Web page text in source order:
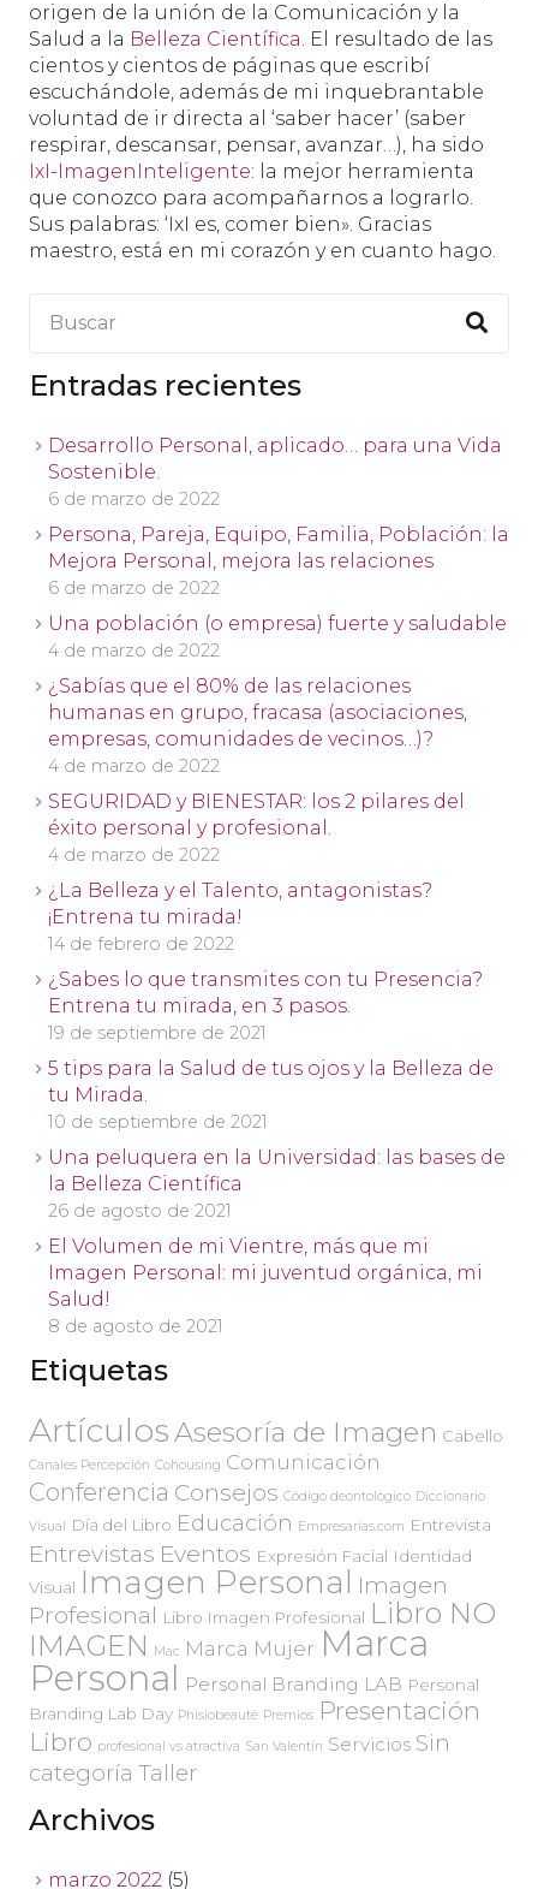
origen de la unión de la Comunicación y la
Salud a la Belleza Científica . El resultado de las
cientos y cientos de páginas que escribí
escuchándole, además de mi inquebrantable
voluntad de ir directa al ‘saber hacer’ (saber
respirar, descansar, pensar, avanzar…), ha sido
IxI-ImagenInteligente: la mejor herramienta
que conozco para acompañarnos a lograrlo.
Sus palabras: ‘IxI es, comer bien». Gracias
maestro, está en mi corazón y en cuanto hago.
Entradas recientes
Desarrollo Personal, aplicado… para una Vida
Sostenible.
6 de marzo de 2022
Persona, Pareja, Equipo, Familia, Población: la
Mejora Personal, mejora las relaciones
6 de marzo de 2022
Una población (o empresa) fuerte y saludable
4 de marzo de 2022
¿Sabías que el 80% de las relaciones
humanas en grupo, fracasa (asociaciones,
empresas, comunidades de vecinos…)?
4 de marzo de 2022
SEGURIDAD y BIENESTAR: los 2 pilares del
éxito personal y profesional.
4 de marzo de 2022
¿La Belleza y el Talento, antagonistas?
¡Entrena tu mirada!
14 de febrero de 2022
¿Sabes lo que transmites con tu Presencia?
Entrena tu mirada, en 3 pasos.
19 de septiembre de 2021
5 tips para la Salud de tus ojos y la Belleza de
tu Mirada.
10 de septiembre de 2021
Una peluquera en la Universidad: las bases de
la Belleza Científica
26 de agosto de 2021
El Volumen de mi Vientre, más que mi
Imagen Personal: mi juventud orgánica, mi
Salud!
8 de agosto de 2021
Etiquetas
ArtículosAsesoría de Imagen Cabello
Canales Percepción Cohousing Comunicación
Conferencia Consejos Código deontológico Diccionario
Visual
Día del Libro Educación Empresarias.com Entrevista
Entrevistas Eventos Expresión Facial Identidad
Visual Imagen Personal Imagen
Profesional Libro Imagen Profesional Libro NO
IMAGEN
Mac Marca Mujer Marca
Personal Personal Branding LAB Personal
Branding Lab Day Phisiobeauté Premios Presentación
Libro profesional vs atractiva San Valentín Servicios Sin
categoría Taller
Archivos
marzo 2022 (5)